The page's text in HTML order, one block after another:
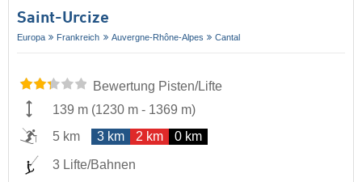
Saint-Urcize
Europa Frankreich Auvergne-Rhône-Alpes Cantal
Bewertung Pisten/Lifte
139 m (1230 m - 1369 m)
5 km
3 km 2 km 0 km
3 Lifte/Bahnen